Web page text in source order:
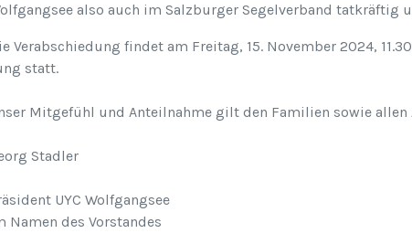
also auch im Salzburger Segelverband tatkräftig
Verabschiedung findet am Freitag, 15. November 2024,
statt.
Mitgefühl und Anteilnahme gilt den Familien sowie allen
Stadler
UYC Wolfgangsee
Namen des Vorstandes